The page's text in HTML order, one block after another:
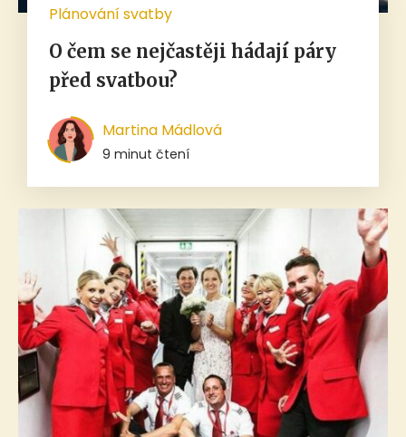
Plánování svatby
O čem se nejčastěji hádají páry
před svatbou?
Martina Mádlová
9 minut čtení